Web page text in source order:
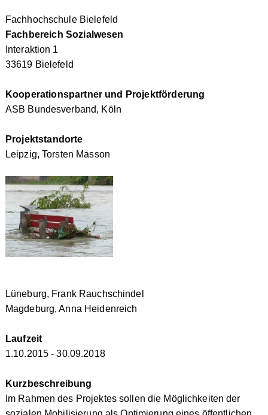
Fachhochschule Bielefeld
Fachbereich Sozialwesen
Interaktion 1
33619 Bielefeld
Kooperationspartner und Projektförderung
ASB Bundesverband, Köln
Projektstandorte
Leipzig, Torsten Masson
Lüneburg, Frank Rauchschindel
Magdeburg, Anna Heidenreich
Laufzeit
1.10.2015 - 30.09.2018
Kurzbeschreibung
Im Rahmen des Projektes sollen die Möglichkeiten der